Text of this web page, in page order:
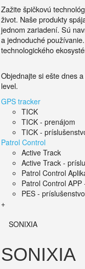
Zažite špičkovú
život. Naše produkty
jednom zariadení. Sú
a jednoduché používanie.
technologického
Objednajte si ešte dnes
level.
GPS tracker
TICK
TICK - prenájom
TICK -
Patrol Control
Active Track
Active Track -
Patrol Control
Patrol Control
PES - príslušenstvo
+
SONIXIA
SONIXIA